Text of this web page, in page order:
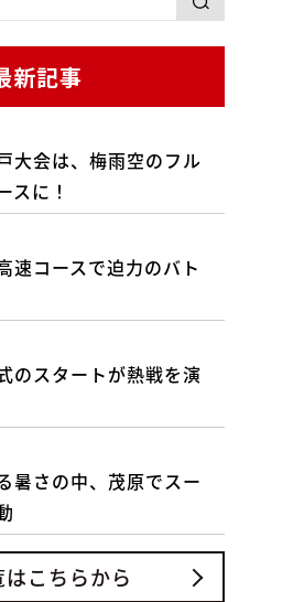
新記事
大会は、梅雨空のフル
スに！
速コースで迫力のバト
のスタートが熱戦を演
暑さの中、茂原でスー
はこちらから